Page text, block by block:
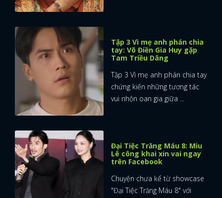
x
ĐĂNG NHẬP
Tập 3 Vì mẹ anh phán chia
tay: Võ Điền Gia Huy gặp
Tam Triều Dâng
Tập 3 Vì mẹ anh phán chia tay
chứng kiến những tương tác
vui nhộn oan gia giữa ...
Đại Tiệc Trăng Máu 8: Miu
Lê công khai xin vai ngay
trên Facebook
Chuyện chưa kể từ showcase
"Đại Tiệc Trăng Máu 8" với